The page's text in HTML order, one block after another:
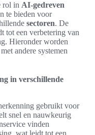
rol in AI-gedreven
te bieden voor
sectoren. De
tot een verbetering van
Hieronder worden
andere systemen
in verschillende
gebruikt voor
snel en nauwkeurig
vinden
wat leidt tot een